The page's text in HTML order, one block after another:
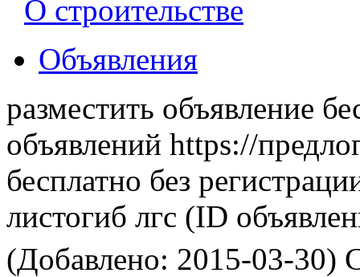
О строительстве
Объявления
разместить объявление
объявлений https://
бесплатно без
листогиб лгс (ID
(Добавлено: 2015-03-30)